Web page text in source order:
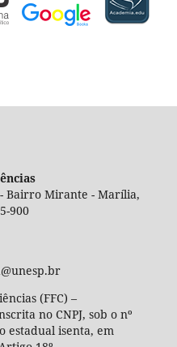
Bairro Mirante - Marília,
900
(FFC) –
no CNPJ, sob o nº
estadual isenta, em